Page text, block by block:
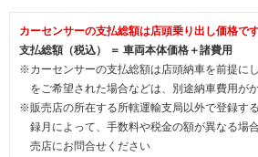
カーセンサーの支払総額は店頭乗り出し価格で
支払総額（税込） ＝ 車両本体価格＋諸費用
※カーセンサーの支払総額は店頭納車を前提に
をご希望された場合などは、別途納車費用が
※販売店の所在する所轄運輸支局以外で登録す
録月によって、手数料や税金の額が異なる場
売店にお問合せください